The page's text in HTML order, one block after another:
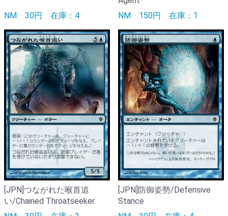
NM 30円 在庫：4
NM 150円 在庫：1
[JPN]つながれた喉首追
い/Chained Throatseeker
[JPN]防御姿勢/Defensive
Stance